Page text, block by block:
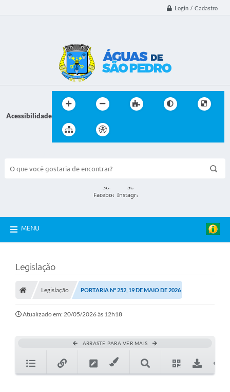
Login / Cadastro
Acessibilidade
MENU
Legislação
Legislação PORTARIA Nº 252, 19 DE MAIO DE 2026
Atualizado em: 20/05/2026 às 12h18
ARRASTE PARA VER MAIS